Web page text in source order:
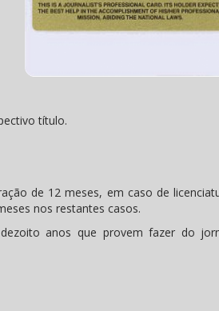
título.
de 12 meses, em caso de
nos restantes casos.
anos que provem fazer do